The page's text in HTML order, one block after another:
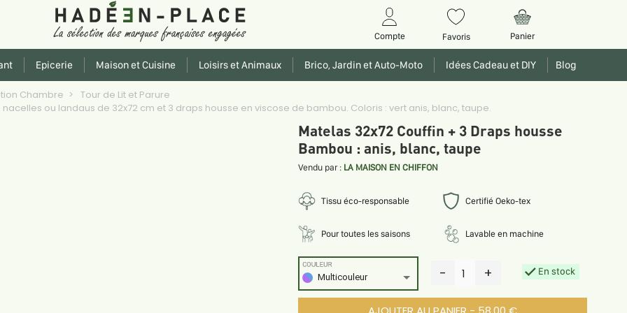
Compte Favoris Panier
Epicerie Maison et Cuisine Loisirs et Animaux Brico, Jardin et Auto-Moto Idées Cadeau et DIY Blog
Chambre
Tour de Lit et Parure
ou landaus de 32x72 cm et 3 draps housse en viscose de bambou. Coloris : vert anis, blanc, taupe.
Matelas 32x72 Couffin + 3 Draps housse
Bambou : anis, blanc, taupe
Vendu par : LA MAISON EN CHIFFON
Tissu éco-responsable Certifié Oeko-tex
Pour toutes les saisons Lavable en machine
Multicouleur
COULEUR - 1 + En stock